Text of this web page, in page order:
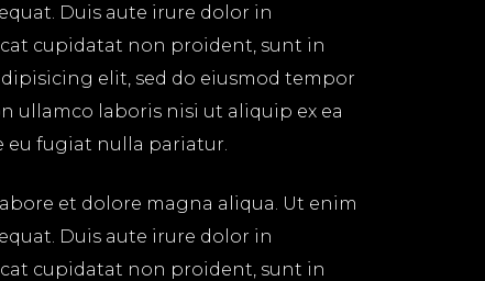
Duis aute irure dolor in
cupidatat non proident, sunt in
elit, sed do eiusmod tempor
ullamco laboris nisi ut aliquip ex ea
eu fugiat nulla pariatur.
et dolore magna aliqua. Ut enim
Duis aute irure dolor in
cupidatat non proident, sunt in